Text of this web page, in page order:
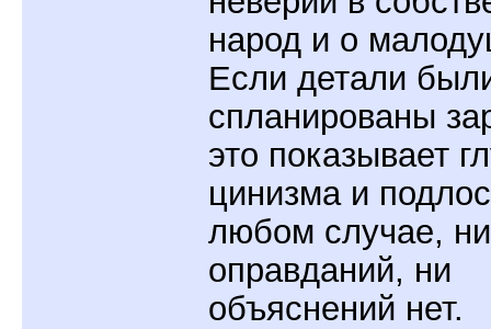
народ и о
Если детали
спланированы
это показывает
цинизма и
любом случае, ни
оправданий, ни
объяснений нет.